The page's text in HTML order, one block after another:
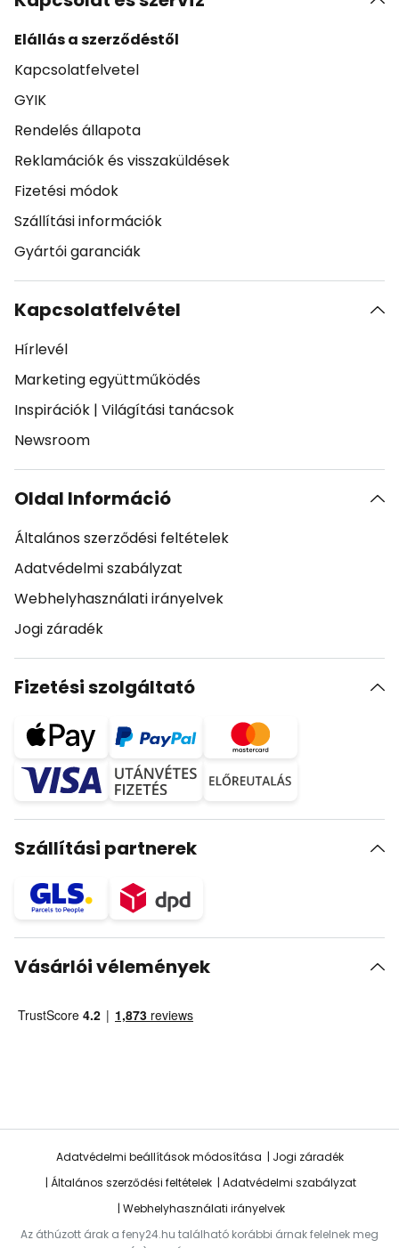
Elállás a szerződéstől
Kapcsolatfelvetel
GYIK
Rendelés állapota
Reklamációk és visszaküldések
Fizetési módok
Szállítási információk
Gyártói garanciák
Kapcsolatfelvétel
Hírlevél
Marketing együttműködés
Inspirációk | Világítási tanácsok
Newsroom
Oldal Információ
Általános szerződési feltételek
Adatvédelmi szabályzat
Webhelyhasználati irányelvek
Jogi záradék
Fizetési szolgáltató
Szállítási partnerek
Vásárlói vélemények
Adatvédelmi beállítások módosítása
Jogi záradék
Általános szerződési feltételek
Adatvédelmi szabályzat
Webhelyhasználati irányelvek
Az áthúzott árak a feny24.hu található korábbi árnak felelnek meg